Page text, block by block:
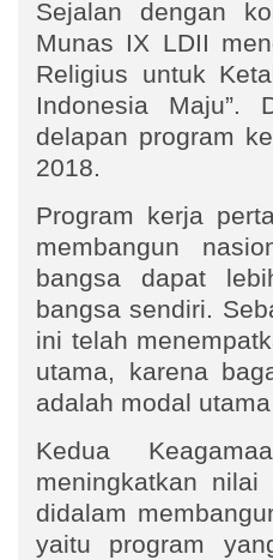
Sejalan dengan
Munas IX LDII
Religius untuk
Indonesia Maju”.
delapan program
2018.
Program kerja
membangun
bangsa dapat
bangsa sendiri.
ini telah
utama, karena
adalah modal
Kedua
meningkatkan
didalam
yaitu program